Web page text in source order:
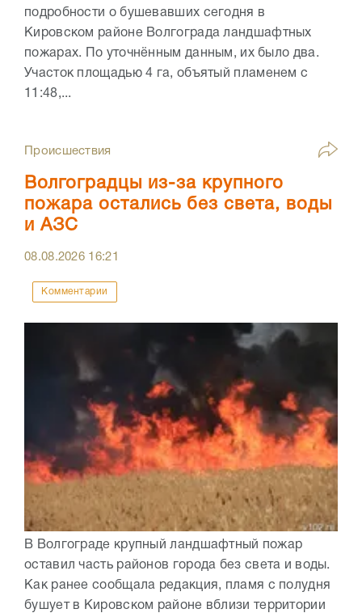
подробности о бушевавших сегодня в
Кировском районе Волгограда ландшафтных
пожарах. По уточнённым данным, их было два.
Участок площадью 4 га, объятый пламенем с
11:48,...
Происшествия
Волгоградцы из-за крупного
пожара остались без света, воды
и АЗС
08.08.2026 16:21
Комментарии
В Волгограде крупный ландшафтный пожар
оставил часть районов города без света и воды.
Как ранее сообщала редакция, пламя с полудня
бушует в Кировском районе вблизи территории